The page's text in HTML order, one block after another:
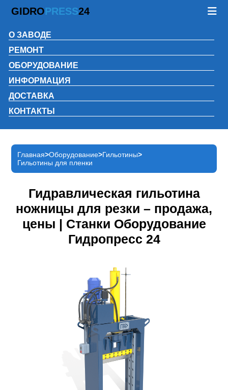
GIDROPRESS24
О ЗАВОДЕ
РЕМОНТ
ОБОРУДОВАНИЕ
ИНФОРМАЦИЯ
ДОСТАВКА
КОНТАКТЫ
Главная Оборудование Гильотины
Гильотины для пленки
Гидравлическая гильотина
ножницы для резки – продажа,
цены | Станки Оборудование
Гидропресс 24